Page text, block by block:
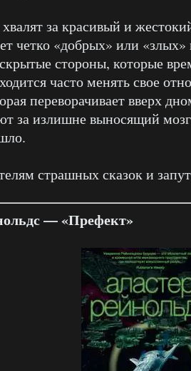
за красивый и
четко «добрых» или
стороны, которые
часто менять свое
переворачивает вверх
за излишне выносящий
страшных сказок и
— «Префект»